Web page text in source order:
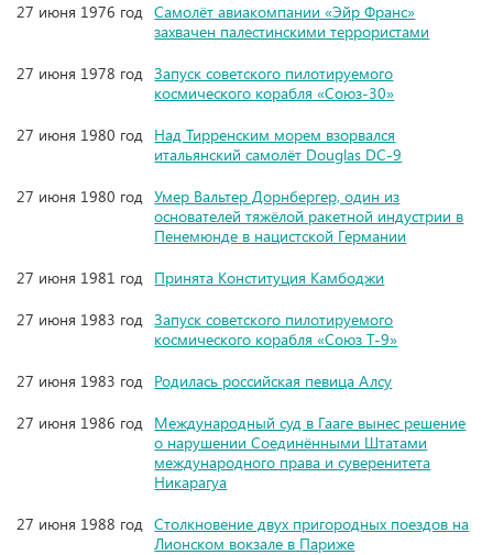
27 июня 1976 год Самолёт авиакомпании «Эйр Франс»
захвачен палестинскими террористами
27 июня 1978 год Запуск советского пилотируемого
космического корабля «Союз-30»
27 июня 1980 год Над Тирренским морем взорвался
итальянский самолёт Douglas DC-9
27 июня 1980 год Умер Вальтер Дорнбергер, один из
основателей тяжёлой ракетной индустрии в
Пенемюнде в нацистской Германии
27 июня 1981 год Принята Конституция Камбоджи
27 июня 1983 год Запуск советского пилотируемого
космического корабля «Союз Т-9»
27 июня 1983 год Родилась российская певица Алсу
27 июня 1986 год Международный суд в Гааге вынес решение
о нарушении Соединёнными Штатами
международного права и суверенитета
Никарагуа
27 июня 1988 год Столкновение двух пригородных поездов на
Лионском вокзале в Париже